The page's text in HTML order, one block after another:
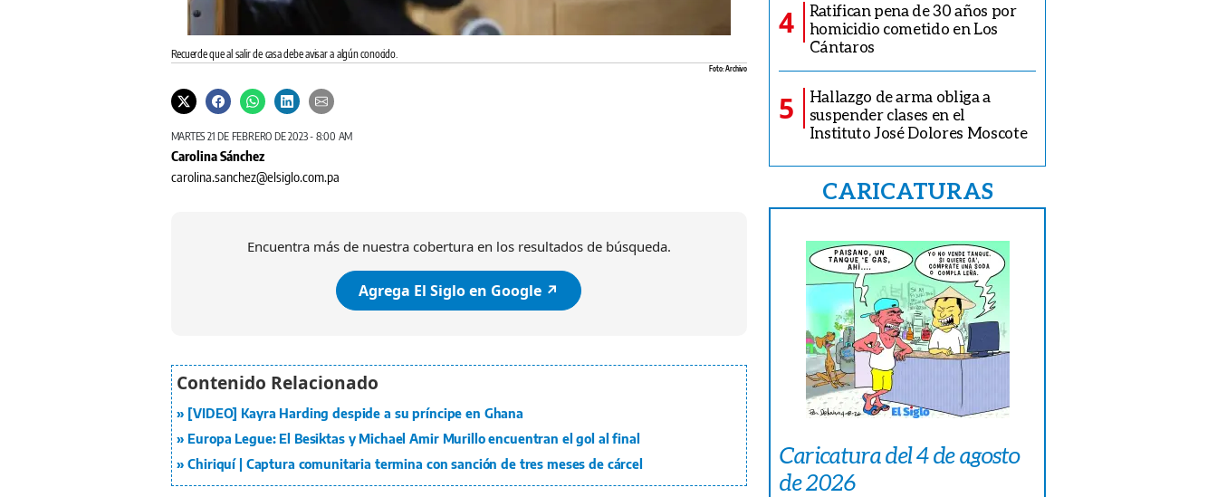
Recuerde que al salir de casa debe avisar a algún conocido.
Foto: Archivo
MARTES 21 DE FEBRERO DE 2023 - 8:00 AM
Carolina Sánchez
carolina.sanchez@elsiglo.com.pa
Encuentra más de nuestra cobertura en los resultados de búsqueda.
Agrega El Siglo en Google ↗️
[VIDEO] Kayra Harding despide a su príncipe en Ghana
Europa Legue: El Besiktas y Michael Amir Murillo encuentran el gol al final
Chiriquí | Captura comunitaria termina con sanción de tres meses de cárcel
4
Ratifican pena de 30 años por
homicidio cometido en Los
Cántaros
5
Hallazgo de arma obliga a
suspender clases en el
Instituto José Dolores Moscote
CARICATURAS
Caricatura del 4 de agosto
de 2026